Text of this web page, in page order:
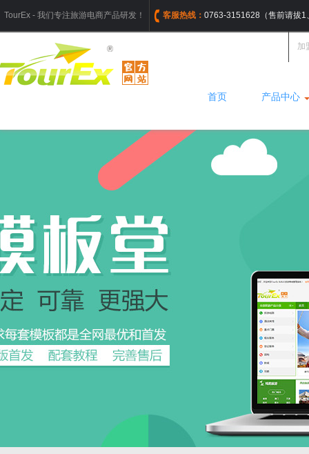
TourEx - 我们专注旅游电商产品研发！ 客服热线： 0763-3151628（售前请拔1
加
首页 产品中心